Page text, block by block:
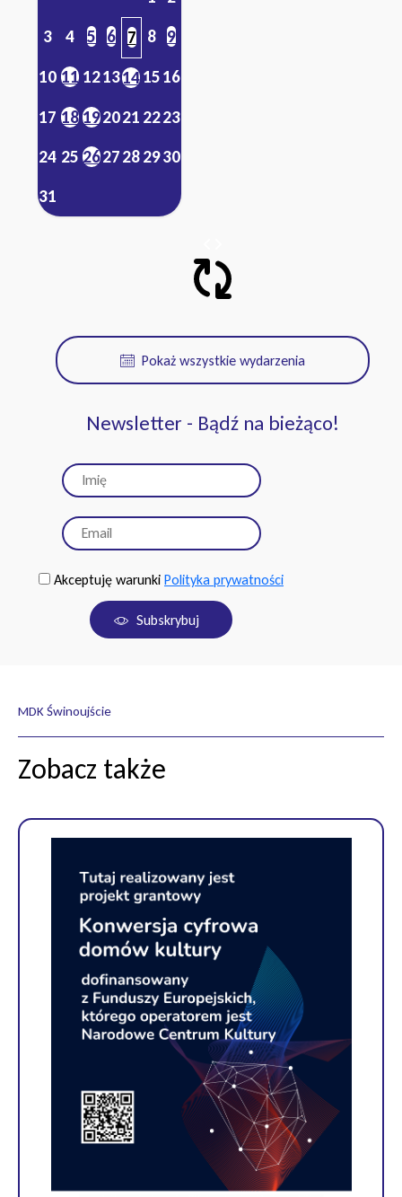
3
4 5 6 7 8 9
10 11 1213141516
17 18192021 2223
24 25 2627282930
31
Pokaż wszystkie wydarzenia
Newsletter - Bądź na bieżąco!
Akceptuję warunki Polityka prywatności
Subskrybuj
MDK Świnoujście
Zobacz także